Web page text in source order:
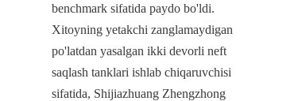
benchmark sifatida paydo bo'ldi.
Xitoyning yetakchi zanglamaydigan
po'latdan yasalgan ikki devorli neft
saqlash tanklari ishlab chiqaruvchisi
sifatida, Shijiazhuang Zhengzhong